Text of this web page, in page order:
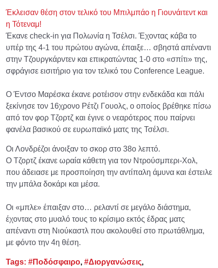
Έκλεισαν θέση στον τελικό του Μπιλμπάο η Γιουνάιτεντ και
η Τότεναμ!
Έκανε check-in για Πολωνία η Τσέλσι. Έχοντας κάβα το
υπέρ της 4-1 του πρώτου αγώνα, έπαιξε… σβηστά απέναντι
στην Τζουργκάρντεν και επικρατώντας 1-0 στο «σπίτι» της,
σφράγισε εισιτήριο για τον τελικό του Conference League.
Ο Έντσο Μαρέσκα έκανε ροτέισον στην ενδεκάδα και πάλι
ξεκίνησε τον 16χρονο Ρέτζι Γουολς, ο οποίος βρέθηκε πίσω
από τον φορ Τζορτζ και έγινε ο νεαρότερος που παίρνει
φανέλα βασικού σε ευρωπαϊκό ματς της Τσέλσι.
Οι Λονδρέζοι άνοιξαν το σκορ στο 38ο λεπτό.
Ο Τζορτζ έκανε ωραία κάθετη για τον Ντρούσμπερι-Χολ,
που άδειασε με προσποίηση την αντίπαλη άμυνα και έστειλε
την μπάλα δοκάρι και μέσα.
Οι «μπλε» έπαιξαν στο… ρελαντί σε μεγάλο διάστημα,
έχοντας στο μυαλό τους το κρίσιμο εκτός έδρας ματς
απέναντι στη Νιούκαστλ που ακολουθεί στο πρωτάθλημα,
με φόντο την 4η θέση.
Tags: #Ποδόσφαιρο, #Διοργανώσεις,